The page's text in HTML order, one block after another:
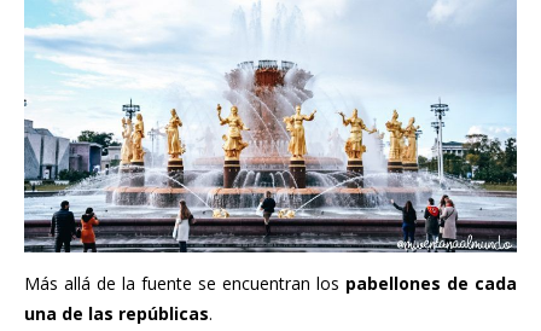
Más allá de la fuente se encuentran los pabellones de cada
una de las repúblicas.